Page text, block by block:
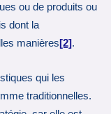
ou de produits ou
dont la
manières[2].
qui les
traditionnelles.